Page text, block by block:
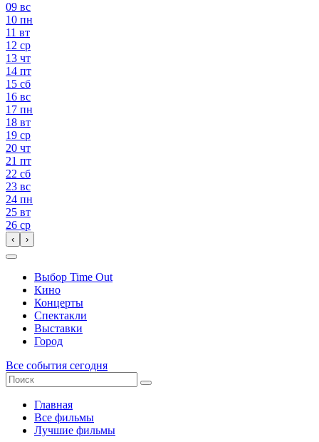
09 вс
10 пн
11 вт
12 ср
13 чт
14 пт
15 сб
16 вс
17 пн
18 вт
19 ср
20 чт
21 пт
22 сб
23 вс
24 пн
25 вт
26 ср
‹ ›
Выбор Time Out
Кино
Концерты
Спектакли
Выставки
Город
Все события сегодня
Главная
Все фильмы
Лучшие фильмы